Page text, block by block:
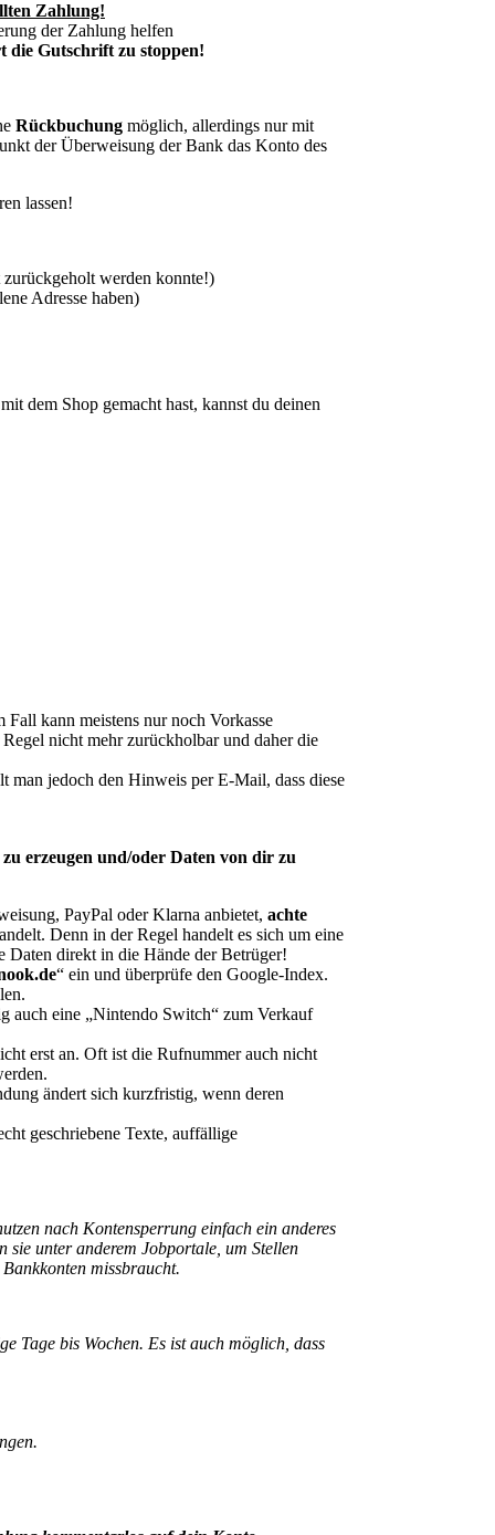
Zahlung!
der Zahlung helfen
die Gutschrift zu stoppen!
Rückbuchung möglich, allerdings nur mit
der Überweisung der Bank das Konto des
lassen!
werden konnte!)
Adresse haben)
dem Shop gemacht hast, kannst du deinen
Fall kann meistens nur noch Vorkasse
nicht mehr zurückholbar und daher die
man jedoch den Hinweis per E-Mail, dass diese
erzeugen und/oder Daten von dir zu
PayPal oder Klarna anbietet, achte
Denn in der Regel handelt es sich um eine
Daten direkt in die Hände der Betrüger!
“ ein und überprüfe den Google-Index.
auch eine „Nintendo Switch“ zum Verkauf
erst an. Oft ist die Rufnummer auch nicht
ändert sich kurzfristig, wenn deren
geschriebene Texte, auffällige
nach Kontensperrung einfach ein anderes
sie unter anderem Jobportale, um Stellen
missbraucht.
Tage bis Wochen. Es ist auch möglich, dass